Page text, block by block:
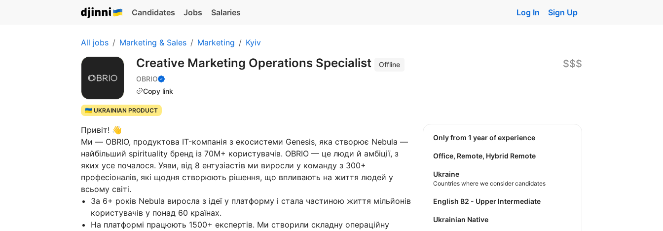
Candidates Jobs Salaries Log In Sign Up
All jobs Marketing & Sales Marketing Kyiv
Creative Marketing Operations Specialist
Offline
OBRIO
Copy link
$$$
🇺🇦 UKRAINIAN PRODUCT
Привіт! 👋
Ми — OBRIO, продуктова IT-компанія з екосистеми Genesis, яка створює Nebula —
найбільший spirituality бренд із 70M+ користувачів. OBRIO — це люди й амбіції, з
яких усе почалося. Уяви, від 8 ентузіастів ми виросли у команду з 300+
професіоналів, які щодня створюють рішення, що впливають на життя людей у
всьому світі.
За 6+ років Nebula виросла з ідеї у платформу і стала частиною життя мільйонів
користувачів у понад 60 країнах.
На платформі працюють 1500+ експертів. Ми створили складну операційну
Only from 1 year of experience
Office, Remote, Hybrid Remote
Ukraine
Countries where we consider candidates
English B2 - Upper Intermediate
Ukrainian Native